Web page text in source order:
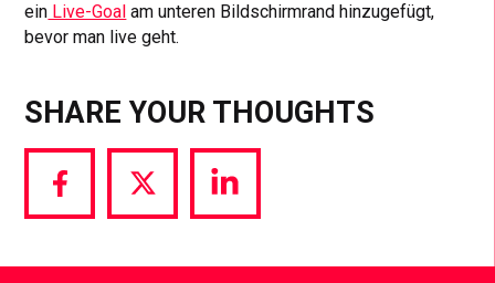
ein Live-Goal am unteren Bildschirmrand hinzugefügt,
bevor man live geht.
SHARE YOUR THOUGHTS
Share
via
Share
via
Share
via